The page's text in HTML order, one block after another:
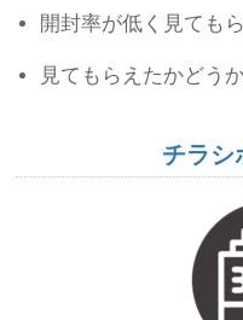
開封率が低く見ても
見てもらえたかどう
チラシ